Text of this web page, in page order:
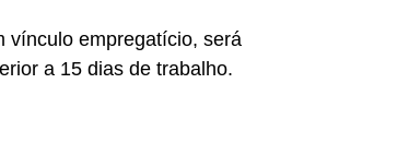
vínculo empregatício, será
a 15 dias de trabalho.